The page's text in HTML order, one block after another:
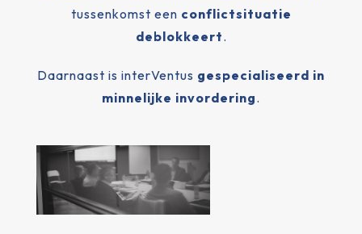
tussenkomst een conflictsituatie
deblokkeert.
Daarnaast is interVentus gespecialiseerd in
minnelijke invordering.